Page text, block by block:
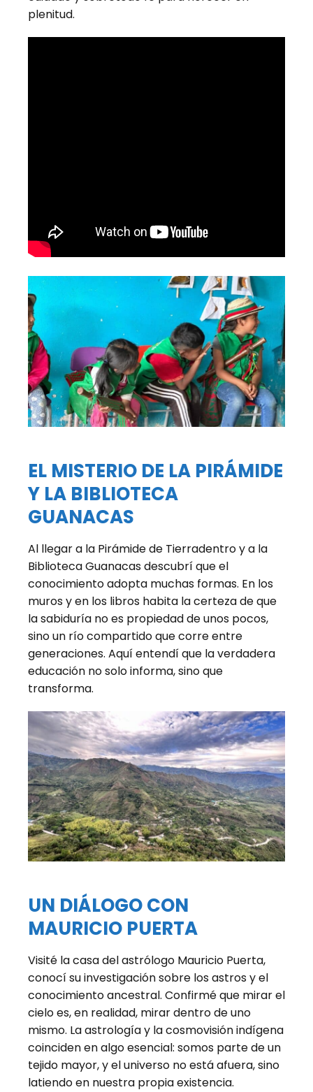
plenitud.
EL MISTERIO DE LA PIRÁMIDE
Y LA BIBLIOTECA
GUANACAS
Al llegar a la Pirámide de Tierradentro y a la
Biblioteca Guanacas descubrí que el
conocimiento adopta muchas formas. En los
muros y en los libros habita la certeza de que
la sabiduría no es propiedad de unos pocos,
sino un río compartido que corre entre
generaciones. Aquí entendí que la verdadera
educación no solo informa, sino que
transforma.
UN DIÁLOGO CON
MAURICIO PUERTA
Visité la casa del astrólogo Mauricio Puerta,
conocí su investigación sobre los astros y el
conocimiento ancestral. Confirmé que mirar el
cielo es, en realidad, mirar dentro de uno
mismo. La astrología y la cosmovisión indígena
coinciden en algo esencial: somos parte de un
tejido mayor, y el universo no está afuera, sino
latiendo en nuestra propia existencia.